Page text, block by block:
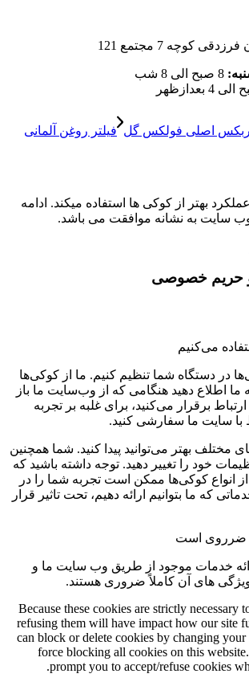
کوچه 7 مجتمع 121
8 صبح الی 8 شب
اصلی فولکس گل فیلتر روغن آلمانی
بهتر از کوکی ها استفاده میکند. ادامه
وب سایت به نشانه موافقت می باشد.
حریم خصوصی
می‌کنیم
در دستگاه شما تنظیم کنیم. ما از کوکی‌ها
ما اطلاع دهید هنگامی که از وب‌سایت ما باز
برقرار می‌کنید، برای غلبه بر تجربه
با سایت ما سفارشی کنید.
مختلف بهتر می‌توانید پیدا کنید. شما همچنین
خود را تغییر دهید. توجه داشته باشید که
انواع کوکی‌ها ممکن است تجربه شما را در
که ما بتوانیم ارائه دهیم، تحت تاثیر قرار
ضرروی است
خدمات موجود از طریق وب سایت ما و
ویژگی های آن کاملاً ضروری هستند.
Because these cookies are strictly necessary
refusing them will have impact how our site
can block or delete cookies by changing your
force blocking all cookies on this
prompt you to accept/refuse cookies